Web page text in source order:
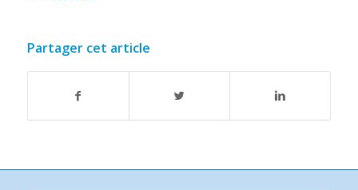
Partager cet article